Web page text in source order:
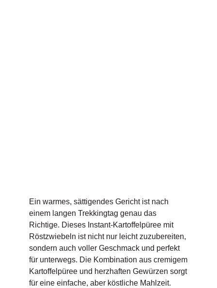
Ein warmes, sättigendes Gericht ist nach
einem langen Trekkingtag genau das
Richtige. Dieses Instant-Kartoffelpüree mit
Röstzwiebeln ist nicht nur leicht zuzubereiten,
sondern auch voller Geschmack und perfekt
für unterwegs. Die Kombination aus cremigem
Kartoffelpüree und herzhaften Gewürzen sorgt
für eine einfache, aber köstliche Mahlzeit.